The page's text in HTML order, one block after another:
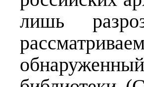
лишь